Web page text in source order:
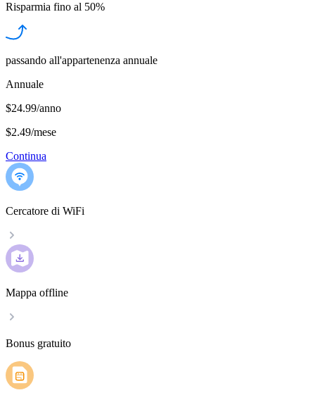
Risparmia fino al 50%
passando all'appartenenza annuale
Annuale
$24.99/anno
$2.49/mese
Continua
Cercatore di WiFi
Mappa offline
Bonus gratuito